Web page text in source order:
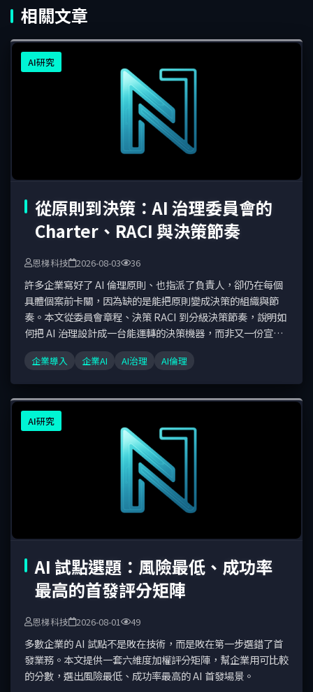
相關文章
AI研究
從原則到決策：AI 治理委員會的
Charter、RACI 與決策節奏
恩梯科技 2026-08-03 36
許多企業寫好了 AI 倫理原則、也指派了負責人，卻仍在每個
具體個案前卡關，因為缺的是能把原則變成決策的組織與節
奏。本文從委員會章程、決策 RACI 到分級決策節奏，說明如
何把 AI 治理設計成一台能運轉的決策機器，而非又一份宣
企業導入 企業AI AI治理 AI倫理
AI研究
AI 試點選題：風險最低、成功率
最高的首發評分矩陣
恩梯科技 2026-08-01 49
多數企業的 AI 試點不是敗在技術，而是敗在第一步選錯了首
發業務。本文提供一套六維度加權評分矩陣，幫企業用可比較
的分數，選出風險最低、成功率最高的 AI 首發場景。